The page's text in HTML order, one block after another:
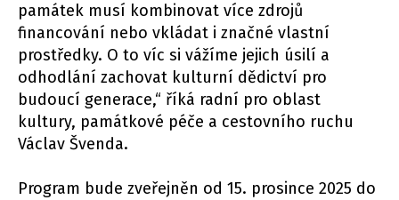
památek musí kombinovat více zdrojů
financování nebo vkládat i značné vlastní
prostředky. O to víc si vážíme jejich úsilí a
odhodlání zachovat kulturní dědictví pro
budoucí generace,“ říká radní pro oblast
kultury, památkové péče a cestovního ruchu
Václav Švenda.
Program bude zveřejněn od 15. prosince 2025 do